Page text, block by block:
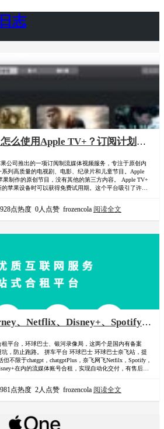
志
么使用Apple TV+？订阅计划的
公司推出的一项订阅制流媒体视频服务，专注于原创内
列高质量的电视剧、电影、纪录片和儿童节目。Apple
制作的原创节目，没有其他的第三方内容。 Apple TV+
苹果设备时可以获得免费试用期。这个平台吸引了许多
点热度 0人点赞 frozencola 阅读全文
、Netflix、Disney+、Spotify、
Apple One、Peacock、
与最新优惠码
平台，环球巴士、银河录像局，这两个是国内有备案
，防止跑路。 拼车平台 环球巴士 环球巴士奈飞站，提
不限于chatgpt，chatgptPlus，奈飞网飞Netfilx，Spotify，
在内的流媒体账号合租，实现自动化交付，有售后，
点热度 2人点赞 frozencola 阅读全文